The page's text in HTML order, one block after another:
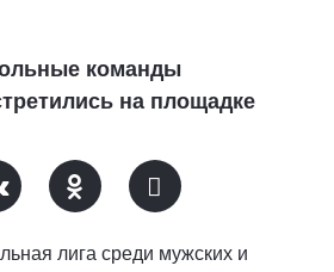
команды
на площадке
лига среди мужских и